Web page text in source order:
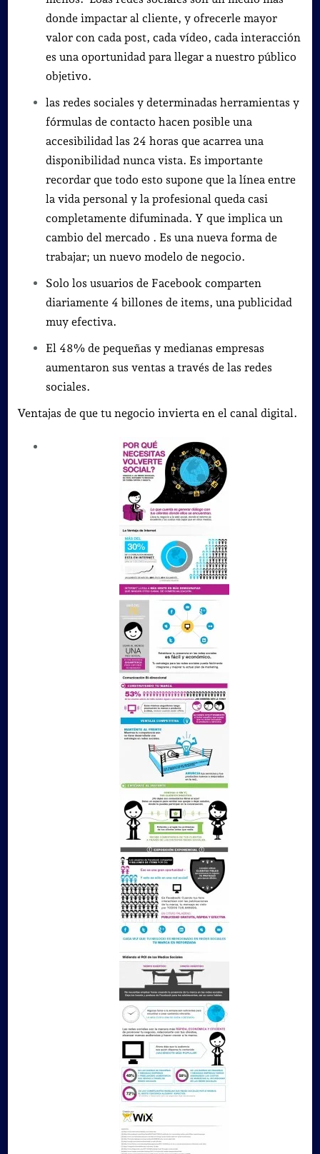
donde impactar al cliente, y ofrecerle mayor
valor con cada post, cada vídeo, cada interacción
es una oportunidad para llegar a nuestro público
objetivo.
las redes sociales y determinadas herramientas y
fórmulas de contacto hacen posible una
accesibilidad las 24 horas que acarrea una
disponibilidad nunca vista. Es importante
recordar que todo esto supone que la línea entre
la vida personal y la profesional queda casi
completamente difuminada. Y que implica un
cambio del mercado . Es una nueva forma de
trabajar; un nuevo modelo de negocio.
Solo los usuarios de Facebook comparten
diariamente 4 billones de items, una publicidad
muy efectiva.
El 48% de pequeñas y medianas empresas
aumentaron sus ventas a través de las redes
sociales.
Ventajas de que tu negocio invierta en el canal digital.